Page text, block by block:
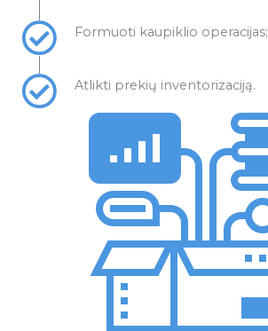
Formuoti kaupiklio operacijas;
Atlikti prekių inventorizaciją.